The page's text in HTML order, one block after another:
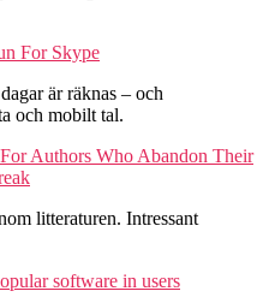
For Skype
är räknas – och
och mobilt tal.
Authors Who Abandon Their
litteraturen. Intressant
software in users